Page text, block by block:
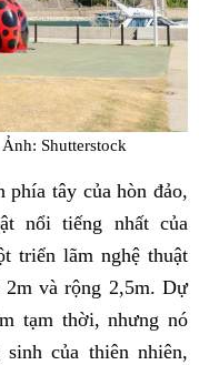
Shutterstock
phía tây của hòn đảo,
nổi tiếng nhất của
triển lãm nghệ thuật
và rộng 2,5m. Dự
tạm thời, nhưng nó
của thiên nhiên,